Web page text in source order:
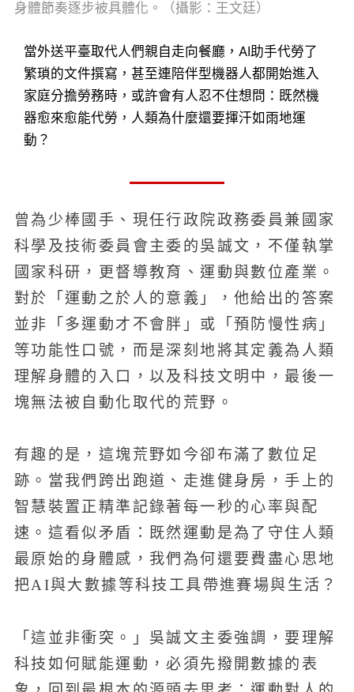
身體節奏逐步被具體化。（攝影：王文廷）
當外送平臺取代人們親自走向餐廳，AI助手代勞了
繁瑣的文件撰寫，甚至連陪伴型機器人都開始進入
家庭分擔勞務時，或許會有人忍不住想問：既然機
器愈來愈能代勞，人類為什麼還要揮汗如雨地運
動？
曾為少棒國手、現任行政院政務委員兼國家
科學及技術委員會主委的吳誠文，不僅執掌
國家科研，更督導教育、運動與數位產業。
對於「運動之於人的意義」，他給出的答案
並非「多運動才不會胖」或「預防慢性病」
等功能性口號，而是深刻地將其定義為人類
理解身體的入口，以及科技文明中，最後一
塊無法被自動化取代的荒野。
有趣的是，這塊荒野如今卻布滿了數位足
跡。當我們跨出跑道、走進健身房，手上的
智慧裝置正精準記錄著每一秒的心率與配
速。這看似矛盾：既然運動是為了守住人類
最原始的身體感，我們為何還要費盡心思地
把AI與大數據等科技工具帶進賽場與生活？
「這並非衝突。」吳誠文主委強調，要理解
科技如何賦能運動，必須先撥開數據的表